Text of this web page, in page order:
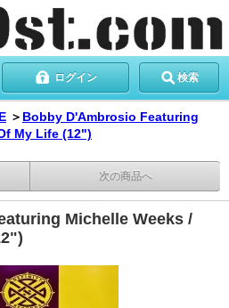
ログイン 検索
＞ Bobby D'Ambrosio Featuring
My Life (12")
次の商品へ
Michelle Weeks /